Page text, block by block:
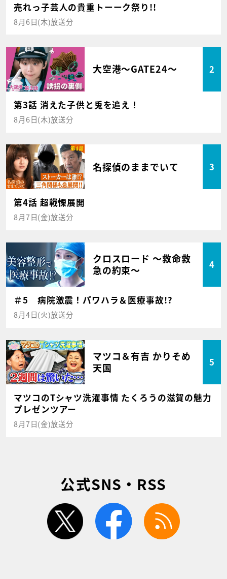
売れっ子芸人の貴重トーーク祭り!!
8月6日(木)放送分
大空港～GATE24～ 2
第3話 消えた子供と兎を追え！
8月6日(木)放送分
名探偵のままでいて 3
第4話 超戦慄展開
8月7日(金)放送分
クロスロード ～救命救
急の約束～
4
＃5 病院激震！パワハラ＆医療事故!?
8月4日(火)放送分
マツコ＆有吉 かりそめ
天国
5
マツコのTシャツ洗濯事情 たくろうの滋賀の魅力
プレゼンツアー
8月7日(金)放送分
公式SNS・RSS
twitter facebook